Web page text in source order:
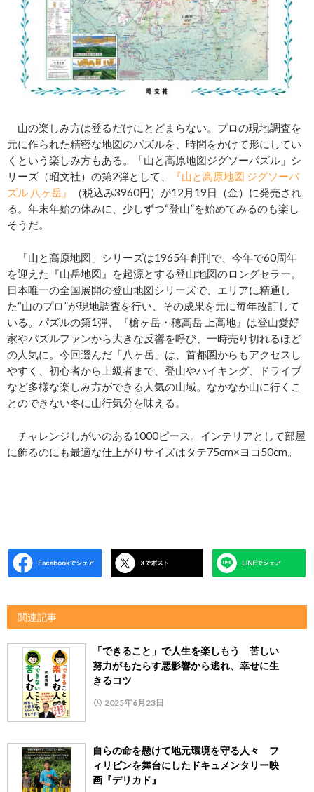
山の楽しみ方は登るだけにとどまらない。プロの現地調査を
元に作られた精密な地図のパズルを、時間をかけて形にしてい
くという楽しみ方もある。「山と高原地図ジグソーパズル」シ
リーズ（昭文社）の第2弾として、
『山と高原地図 ジグソーパ
ズル 八ヶ岳』
（税込み3960円）が12月19日（金）に発売され
る。年末年始の休みに、少しずつ“登山”を始めてみるのも楽し
そうだ。
「山と高原地図」シリーズは1965年創刊で、今年で60周年
を迎えた『山岳地図』を起源とする登山地図のロングセラー。
日本唯一の全国展開の登山地図シリーズで、エリアに精通し
た“山のプロ”が現地調査を行い、その成果を元に毎年改訂して
いる。パズルの第1弾、『槍ヶ岳・穂高岳 上高地』は登山愛好
家やパズルファンから大きな反響を呼び、一時売り切れるほど
の人気に。今回選んだ「八ヶ岳」は、首都圏からもアクセスし
やすく、初心者から上級者まで、登山やハイキング、ドライブ
など多様な楽しみ方ができる人気の山域。なかなか山に行くこ
とのできない冬に山行気分を味える。
チャレンジしがいのある1000ピース。インテリアとして部屋
に飾るのにも最適な仕上がりサイズはタテ75cm×ヨコ50cm。
関連記事
「できること」で人生を楽しもう 苦しい
努力がもたらす悪影響から逃れ、幸せに生
きるコツ
2025年6月23日
自らの命を懸けて地元環境を守る人々 フ
ィリピンを舞台にしたドキュメンタリー映
画『デリカド』